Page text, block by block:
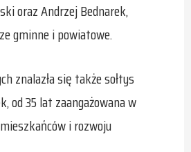
oraz Andrzej Bednarek,
gminne i powiatowe.
znalazła się także sołtys
od 35 lat zaangażowana w
i rozwoju